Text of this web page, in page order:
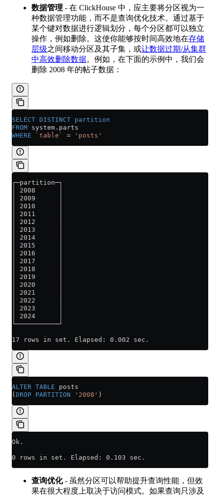
数据管理 - 在 ClickHouse 中，应主要将分区视为一
种数据管理功能，而不是查询优化技术。通过基于
某个键对数据进行逻辑划分，每个分区都可以独立
操作，例如删除。这使你能够按时间高效地在存储
层级之间移动分区及其子集，或让数据过期/从集群
中高效删除数据。例如，在下面的示例中，我们会
删除 2008 年的帖子数据：
SELECT DISTINCT partition
FROM system . parts
WHERE `table` = 'posts'
┌─partition─┐
│ 2008      │
│ 2009      │
│ 2010      │
│ 2011      │
│ 2012      │
│ 2013      │
│ 2014      │
│ 2015      │
│ 2016      │
│ 2017      │
│ 2018      │
│ 2019      │
│ 2020      │
│ 2021      │
│ 2022      │
│ 2023      │
│ 2024      │
└───────────┘
17 rows in set. Elapsed: 0.002 sec.
ALTER TABLE posts
( DROP PARTITION '2008' )
Ok.
0 rows in set. Elapsed: 0.103 sec.
查询优化- 虽然分区可以帮助提升查询性能，但效
果在很大程度上取决于访问模式。如果查询只涉及